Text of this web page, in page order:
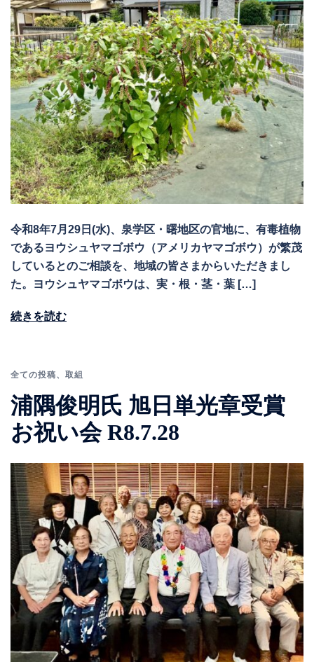
令和8年7月29日(水)、泉学区・曙地区の官地に、有毒植物
であるヨウシュヤマゴボウ（アメリカヤマゴボウ）が繁茂
しているとのご相談を、地域の皆さまからいただきまし
た。ヨウシュヤマゴボウは、実・根・茎・葉 […]
続きを読む
全ての投稿、 取組
浦隅俊明氏 旭日単光章受賞
お祝い会 R8.7.28